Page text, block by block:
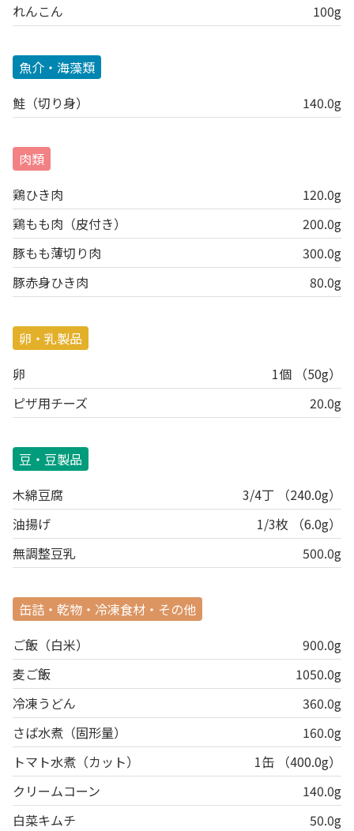
れんこん
100g
魚介・海藻類
鮭（切り身）
140.0g
肉類
鶏ひき肉
120.0g
鶏もも肉（皮付き）
200.0g
豚もも薄切り肉
300.0g
豚赤身ひき肉
80.0g
卵・乳製品
卵
1個 （50g）
ピザ用チーズ
20.0g
豆・豆製品
木綿豆腐
3/4丁 （240.0g）
油揚げ
1/3枚 （6.0g）
無調整豆乳
500.0g
缶詰・乾物・冷凍食材・その他
ご飯（白米）
900.0g
麦ご飯
1050.0g
冷凍うどん
360.0g
さば水煮（固形量）
160.0g
トマト水煮（カット）
1缶 （400.0g）
クリームコーン
140.0g
白菜キムチ
50.0g